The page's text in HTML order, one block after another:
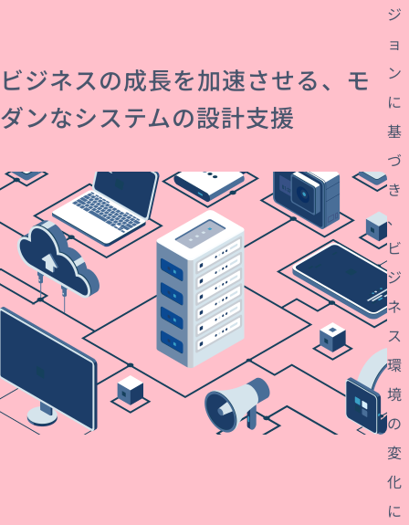
ビジネスの成長を加速させる、モ
ダンなシステムの設計支援
ジ
ョ
ン
に
基
づ
き
、
ビ
ジ
ネ
ス
環
境
の
変
化
に